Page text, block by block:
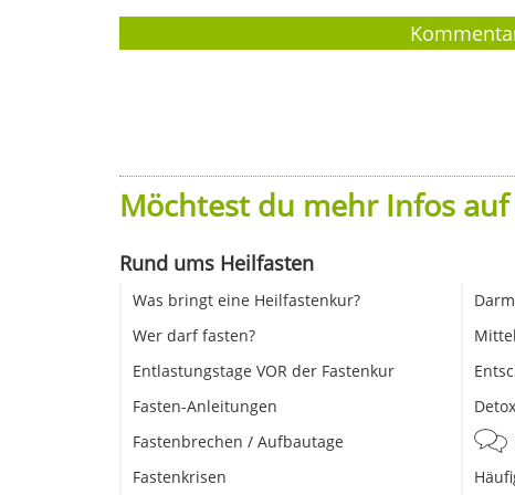
Möchtest du mehr Infos
Rund ums Heilfasten
Was bringt eine Heilfastenkur?
Wer darf fasten?
Entlastungstage VOR der Fastenkur
Fasten-Anleitungen
Fastenbrechen / Aufbautage
Fastenkrisen